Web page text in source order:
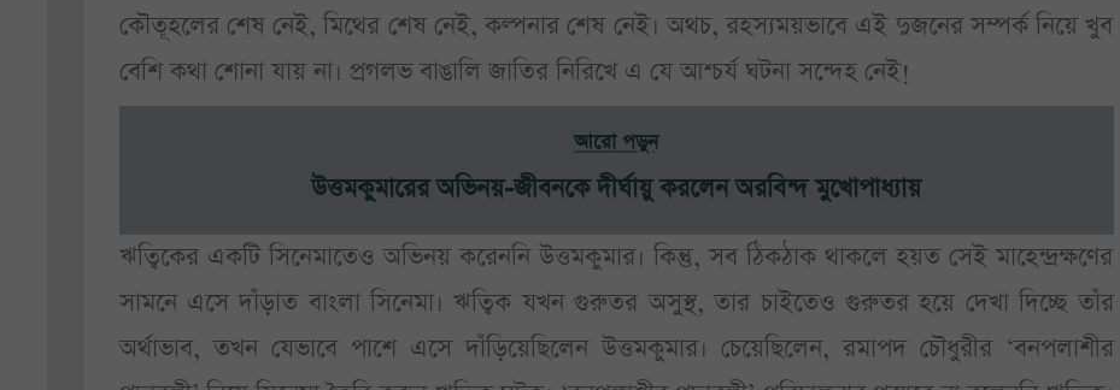
কৌতূহলের শেষ নেই, মিথের শেষ নেই, কল্পনার শেষ নেই। অথচ, রহস্যময়ভাবে এই দুজনের সম্পর্ক নিয়ে খুব
বেশি কথা শোনা যায় না। প্রগলভ বাঙালি জাতির নিরিখে এ যে আশ্চর্য ঘটনা সন্দেহ নেই!
আরো পড়ুন
উত্তমকুমারের অভিনয়-জীবনকে দীর্ঘায়ু করলেন অরবিন্দ মুখোপাধ্যায়
ঋত্বিকের একটি সিনেমাতেও অভিনয় করেননি উত্তমকুমার। কিন্তু, সব ঠিকঠাক থাকলে হয়ত সেই মাহেন্দ্রক্ষণের
সামনে এসে দাঁড়াত বাংলা সিনেমা। ঋত্বিক যখন গুরুতর অসুস্থ, তার চাইতেও গুরুতর হয়ে দেখা দিচ্ছে তাঁর
অর্থাভাব, তখন যেভাবে পাশে এসে দাঁড়িয়েছিলেন উত্তমকুমার। চেয়েছিলেন, রমাপদ চৌধুরীর ‘বনপলাশীর